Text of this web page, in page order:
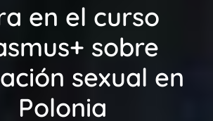
en el curso
sobre
sexual en
Polonia